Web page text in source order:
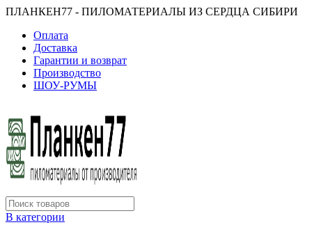
ПЛАНКЕН77 - ПИЛОМАТЕРИАЛЫ ИЗ СЕРДЦА СИБИРИ
Оплата
Доставка
Гарантии и возврат
Производство
ШОУ-РУМЫ
В категории